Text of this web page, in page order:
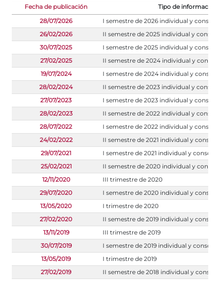
Fecha de publicación
Tipo de información
28/07/2026
I semestre de 2026 individual y
26/02/2026
II semestre de 2025 individual y
30/07/2025
I semestre de 2025 individual y
27/02/2025
II semestre de 2024 individual y
19/07/2024
I semestre de 2024 individual y
28/02/2024
II semestre de 2023 individual y
27/07/2023
I semestre de 2023 individual y
28/02/2023
II semestre de 2022 individual y
28/07/2022
I semestre de 2022 individual y
24/02/2022
II semestre de 2021 individual y
29/07/2021
I semestre de 2021 individual y
25/02/2021
II semestre de 2020 individual y
12/11/2020
III trimestre de 2020
29/07/2020
I semestre de 2020 individual y
13/05/2020
I trimestre de 2020
27/02/2020
II semestre de 2019 individual y
13/11/2019
III trimestre de 2019
30/07/2019
I semestre de 2019 individual y
13/05/2019
I trimestre de 2019
27/02/2019
II semestre de 2018 individual y